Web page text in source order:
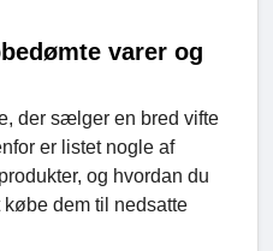
varer og
der sælger en bred vifte
er listet nogle af
og hvordan du
dem til nedsatte